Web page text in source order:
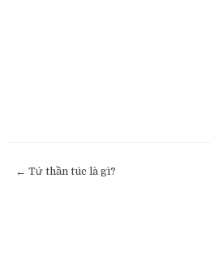
Post
← Tứ thần túc là gì?